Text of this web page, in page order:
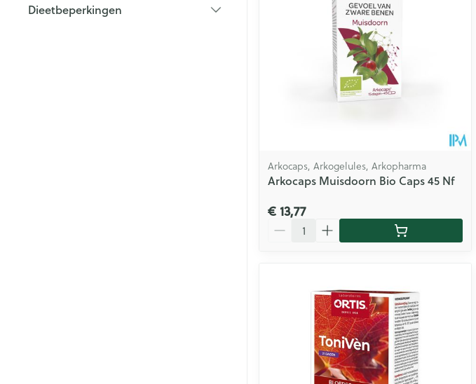
Dieetbeperkingen
Arkocaps, Arkogelules, Arkopharma
Arkocaps Muisdoorn Bio Caps 45 Nf
€ 13,77